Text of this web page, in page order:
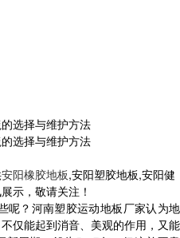
选择与维护方法
选择与维护方法
安阳橡胶地板,安阳塑胶地板,安阳健
示，敬请关注！
？河南塑胶运动地板厂家认为地
仅能起到消音、美观的作用，又能